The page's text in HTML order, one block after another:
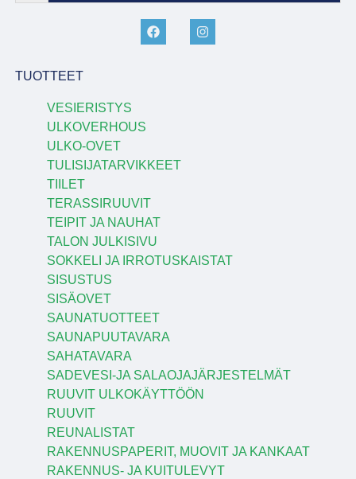
TUOTTEET
VESIERISTYS
ULKOVERHOUS
ULKO-OVET
TULISIJATARVIKKEET
TIILET
TERASSIRUUVIT
TEIPIT JA NAUHAT
TALON JULKISIVU
SOKKELI JA IRROTUSKAISTAT
SISUSTUS
SISÄOVET
SAUNATUOTTEET
SAUNAPUUTAVARA
SAHATAVARA
SADEVESI-JA SALAOJAJÄRJESTELMÄT
RUUVIT ULKOKÄYTTÖÖN
RUUVIT
REUNALISTAT
RAKENNUSPAPERIT, MUOVIT JA KANKAAT
RAKENNUS- JA KUITULEVYT